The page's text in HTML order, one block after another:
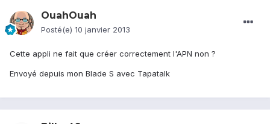
OuahOuah
Posté(e) 10 janvier 2013
Cette appli ne fait que créer correctement l'APN non ?
Envoyé depuis mon Blade S avec Tapatalk